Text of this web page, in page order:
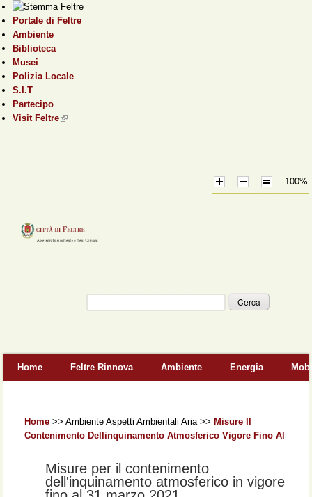
Portale di Feltre
Ambiente
Biblioteca
Musei
Polizia Locale
S.I.T
Partecipo
Visit Feltre(link is external)
100%
Home Feltre Rinnova Ambiente Energia
Home >> Ambiente Aspetti Ambientali Aria >> Misure Il
Contenimento Dellinquinamento Atmosferico Vigore Fino Al
Misure per il contenimento
dell'inquinamento atmosferico in vigore